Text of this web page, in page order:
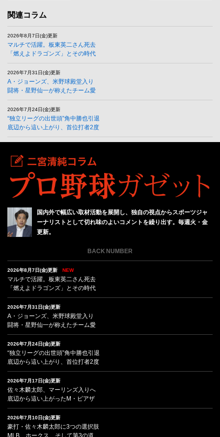
関連コラム
2026年8月7日(金)更新
マルチで活躍。板東英二さん死去
「燃えよドラゴンズ」とその時代
2026年7月31日(金)更新
A・ジョーンズ、米野球殿堂入り
闘将・星野仙一が称えたチーム愛
2026年7月24日(金)更新
“独立リーグの出世頭”角中勝也引退
底辺から這い上がり、首位打者2度
国内外で幅広い取材活動を展開し、独自の視点からスポーツジャ
ーナリストとして切れ味のよいコメントを繰り出す。毎週火・金
更新。
BACK NUMBER
2026年8月7日(金)更新 NEW
マルチで活躍。板東英二さん死去
「燃えよドラゴンズ」とその時代
2026年7月31日(金)更新
A・ジョーンズ、米野球殿堂入り
闘将・星野仙一が称えたチーム愛
2026年7月24日(金)更新
“独立リーグの出世頭”角中勝也引退
底辺から這い上がり、首位打者2度
2026年7月17日(金)更新
佐々木麟太郎、マーリンズ入りへ
底辺から這い上がったM・ピアザ
2026年7月10日(金)更新
豪打・佐々木麟太郎に3つの選択肢
MLB、ホークス、そして第3の道